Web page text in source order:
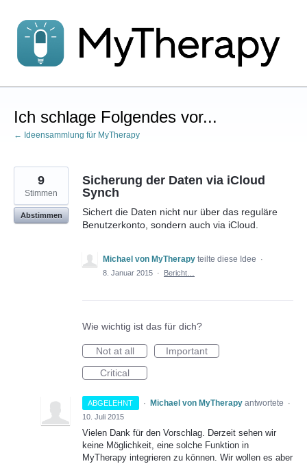
Inhalt
springen
Ich schlage Folgendes vor...
← Ideensammlung für MyTherapy
Sicherung der Daten via iCloud
Synch
Sichert die Daten nicht nur über das reguläre
Benutzerkonto, sondern auch via iCloud.
9
Stimmen
Abstimmen
Michael von MyTherapy teilte diese Idee
·
8. Januar 2015 · Bericht…
Wie wichtig ist das für dich?
Not at all
Important
Critical
ABGELEHNT · Michael von MyTherapy antwortete
·
10. Juli 2015
Vielen Dank für den Vorschlag. Derzeit sehen wir
keine Möglichkeit, eine solche Funktion in
MyTherapy integrieren zu können. Wir wollen es aber